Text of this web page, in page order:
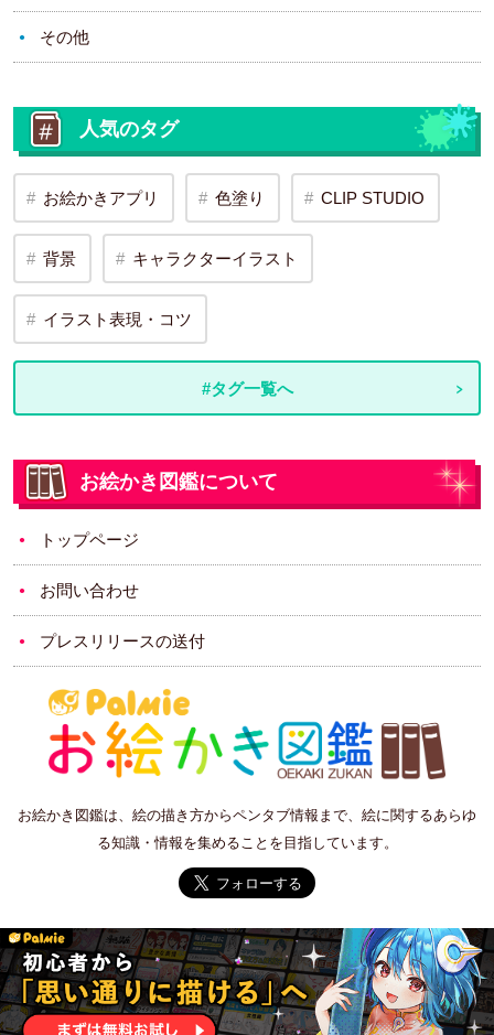
その他
人気のタグ
お絵かきアプリ 色塗り CLIP STUDIO
背景 キャラクターイラスト
イラスト表現・コツ
#タグ一覧へ
お絵かき図鑑について
トップページ
お問い合わせ
プレスリリースの送付
お絵かき図鑑は、絵の描き方からペンタブ情報まで、絵に関するあらゆ
る知識・情報を集めることを目指しています。